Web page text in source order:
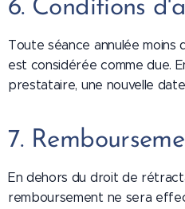
6. Conditions
Toute séance annulée
est considérée comme due.
prestataire, une nouvelle
7.
En dehors du droit de
remboursement ne sera